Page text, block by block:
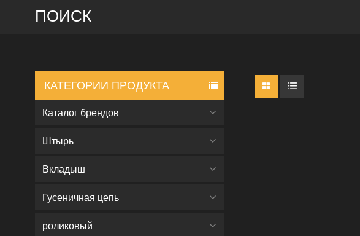
ПОИСК
КАТЕГОРИИ ПРОДУКТА
Каталог брендов
Штырь
Вкладыш
Гусеничная цепь
роликовый